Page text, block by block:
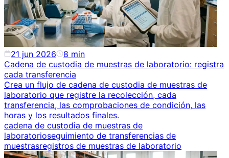
21 jun 2026 8 min
Cadena de custodia de muestras de laboratorio: registra
cada transferencia
Crea un flujo de cadena de custodia de muestras de
laboratorio que registre la recolección, cada
transferencia, las comprobaciones de condición, las
horas y los resultados finales.
cadena de custodia de muestras de
laboratorioseguimiento de transferencias de
muestrasregistros de muestras de laboratorio